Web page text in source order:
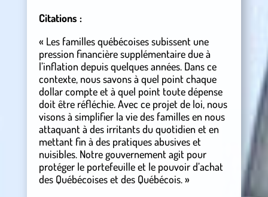
Citations :
« Les familles québécoises subissent une
pression financière supplémentaire due à
l’inflation depuis quelques années. Dans ce
contexte, nous savons à quel point chaque
dollar compte et à quel point toute dépense
doit être réfléchie. Avec ce projet de loi, nous
visons à simplifier la vie des familles en nous
attaquant à des irritants du quotidien et en
mettant fin à des pratiques abusives et
nuisibles. Notre gouvernement agit pour
protéger le portefeuille et le pouvoir d’achat
des Québécoises et des Québécois. »